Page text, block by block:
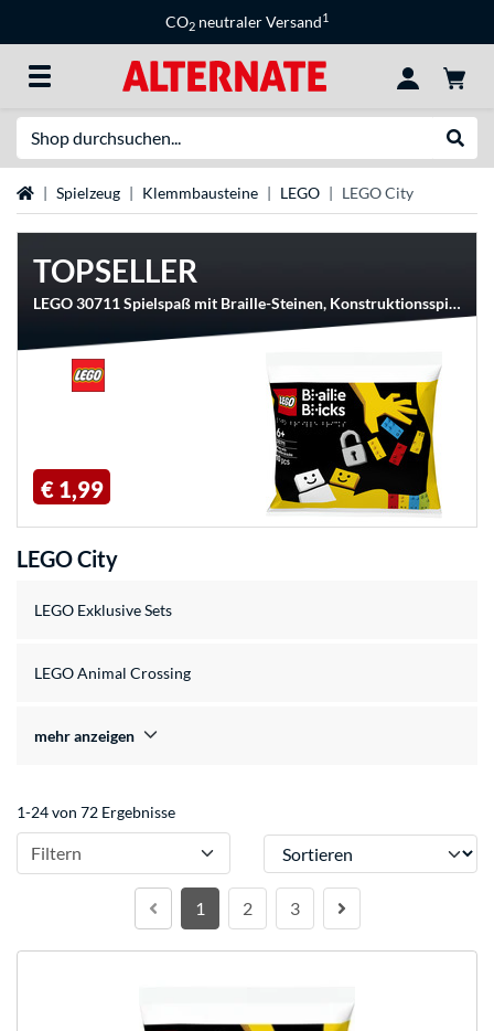
CO2 neutraler Versand1
StartseiteSpielzeug Klemmbausteine LEGO LEGO City
TOPSELLER
LEGO 30711 Spielspaß mit Braille-Steinen, Konstruktionsspielzeug
€ 1,99
LEGO City
LEGO Exklusive Sets
LEGO Animal Crossing
mehr anzeigen
1-24 von 72 Ergebnisse
Filtern Sortieren
1 2 3